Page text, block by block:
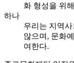
화 형성을 위
하나
우리는 지역
않으며, 문화
여한다.